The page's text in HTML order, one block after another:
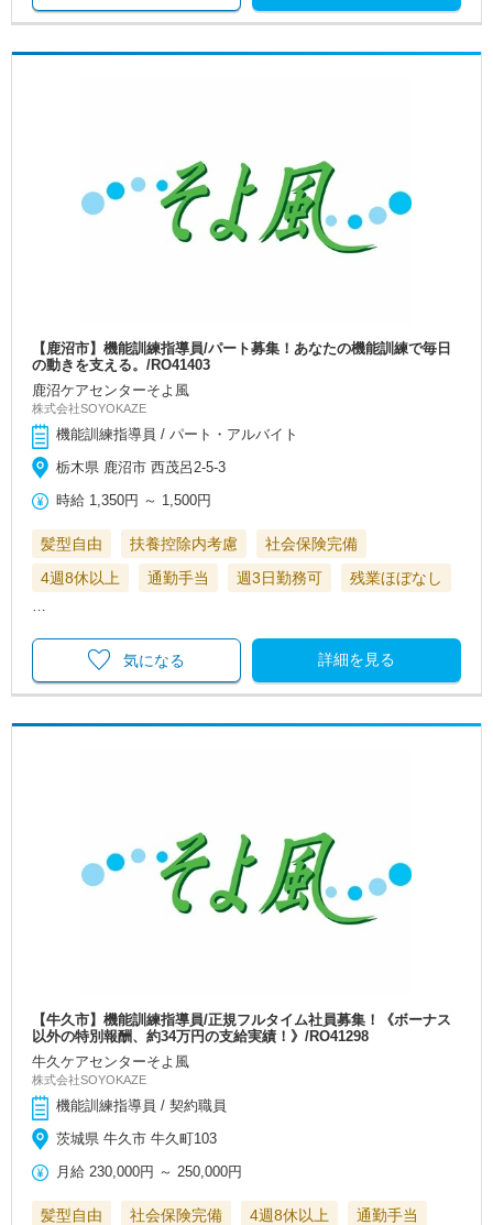
【鹿沼市】機能訓練指導員/パート募集！あなたの機能訓練で毎日
の動きを支える。/RO41403
鹿沼ケアセンターそよ風
株式会社SOYOKAZE
機能訓練指導員 / パート・アルバイト
栃木県 鹿沼市 西茂呂2-5-3
時給 1,350円 ～ 1,500円
髪型自由 扶養控除内考慮
社会保険完備
4週8休以上
通勤手当 週3日勤務可 残業ほぼなし
…
詳細を見る
気になる
【牛久市】機能訓練指導員/正規フルタイム社員募集！《ボーナス
以外の特別報酬、約34万円の支給実績！》/RO41298
牛久ケアセンターそよ風
株式会社SOYOKAZE
機能訓練指導員 / 契約職員
茨城県 牛久市 牛久町103
月給 230,000円 ～250,000円
髪型自由 社会保険完備 4週8休以上 通勤手当